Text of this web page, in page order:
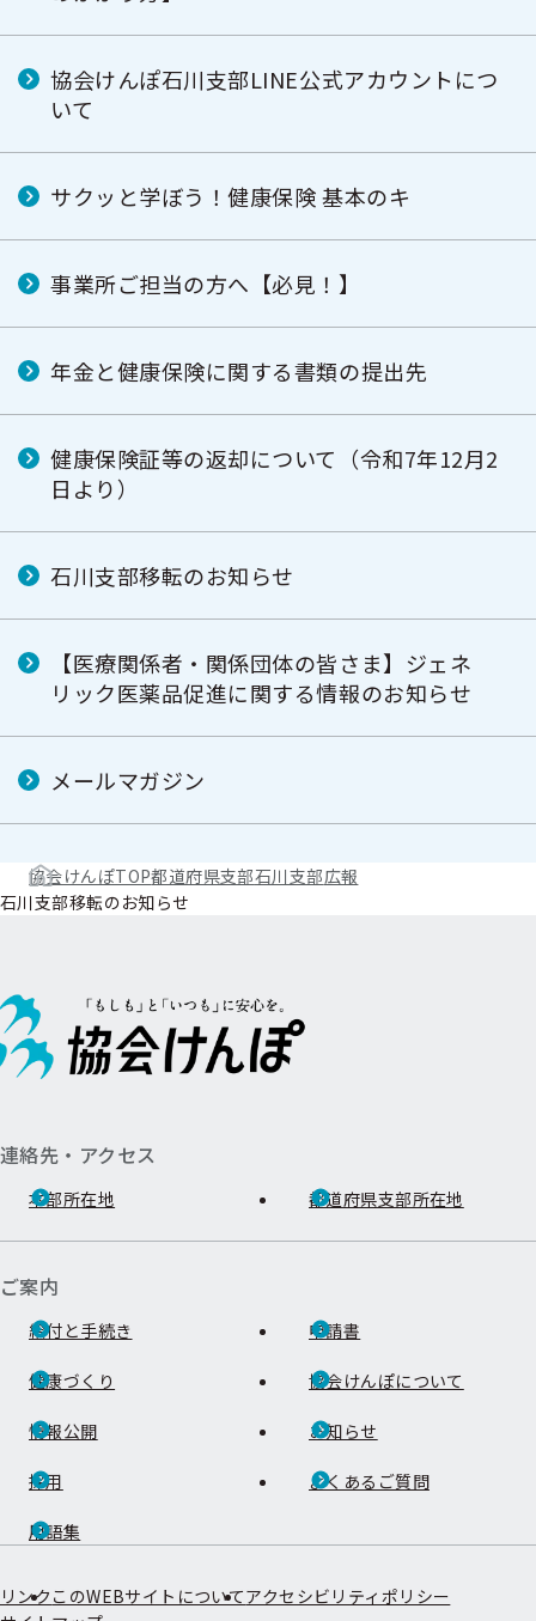
協会けんぽ石川支部LINE公式アカウントにつ
いて
サクッと学ぼう！健康保険 基本のキ
事業所ご担当の方へ【必見！】
年金と健康保険に関する書類の提出先
健康保険証等の返却について（令和7年12月2
日より）
石川支部移転のお知らせ
【医療関係者・関係団体の皆さま】ジェネ
リック医薬品促進に関する情報のお知らせ
メールマガジン
協会けんぽTOP都道府県支部石川支部広報
石川支部移転のお知らせ
連絡先・アクセス
本部所在地 都道府県支部所在地
ご案内
給付と手続き 申請書
健康づくり 協会けんぽについて
情報公開 お知らせ
採用 よくあるご質問
用語集
リンク このWEBサイトについてアクセシビリティポリシー